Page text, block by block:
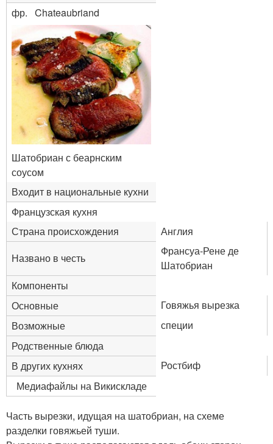
фр. Chateaubriand
Шатобриан с беарнским
соусом
Входит в национальные кухни
Французская кухня
Страна происхождения
Англия
Названо в честь
Франсуа-Рене де
Шатобриан
Компоненты
Основные
Говяжья вырезка
Возможные
специи
Родственные блюда
В других кухнях
Ростбиф
Медиафайлы на Викискладе
Часть вырезки, идущая на шатобриан, на схеме
разделки говяжьей туши.